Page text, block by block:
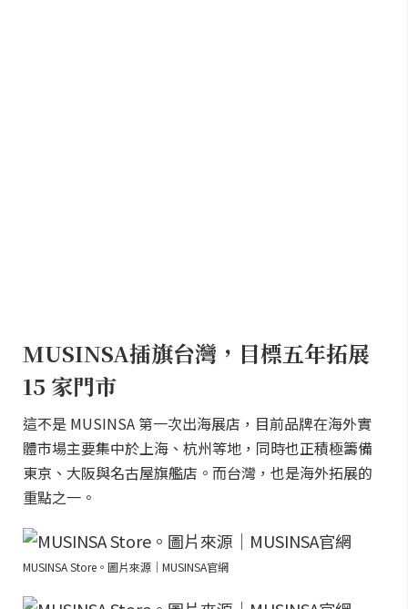
MUSINSA插旗台灣，目標五年拓展
15 家門市
這不是 MUSINSA 第一次出海展店，目前品牌在海外實
體市場主要集中於上海、杭州等地，同時也正積極籌備
東京、大阪與名古屋旗艦店。而台灣，也是海外拓展的
重點之一。
MUSINSA Store。圖片來源｜MUSINSA官網